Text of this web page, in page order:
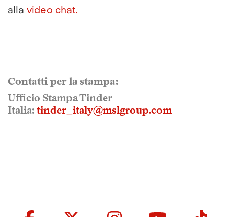
alla video chat.
Contatti per la stampa:
Ufficio Stampa Tinder
Italia: tinder_italy@mslgroup.com